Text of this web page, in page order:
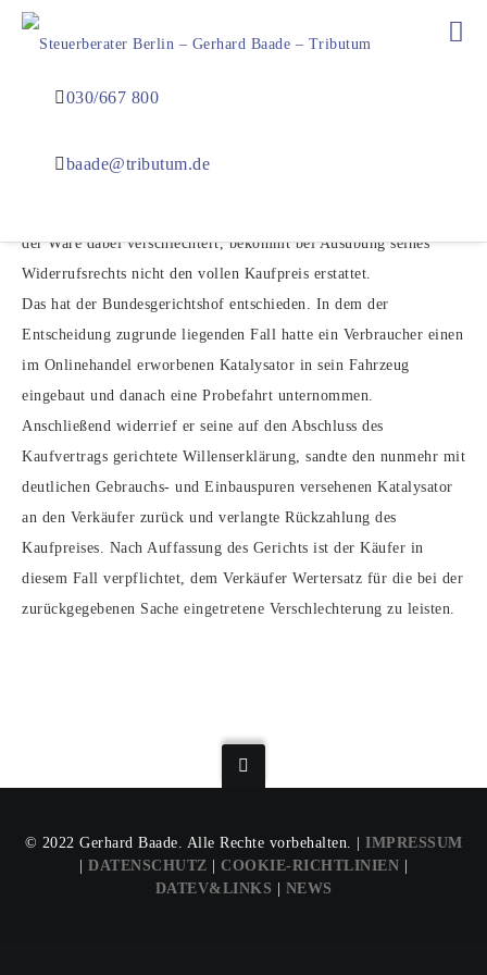
030/667 800
baade@tributum.de
Wertersatzpflicht des Käufers beim
der Ware dabei verschlechtert, bekommt bei Ausübung seines
Widerrufsrechts nicht den vollen Kaufpreis erstattet.
Das hat der Bundesgerichtshof entschieden. In dem der
Entscheidung zugrunde liegenden Fall hatte ein Verbraucher einen
im Onlinehandel erworbenen Katalysator in sein Fahrzeug
eingebaut und danach eine Probefahrt unternommen.
Anschließend widerrief er seine auf den Abschluss des
Kaufvertrags gerichtete Willenserklärung, sandte den nunmehr mit
deutlichen Gebrauchs- und Einbauspuren versehenen Katalysator
an den Verkäufer zurück und verlangte Rückzahlung des
Kaufpreises. Nach Auffassung des Gerichts ist der Käufer in
diesem Fall verpflichtet, dem Verkäufer Wertersatz für die bei der
zurückgegebenen Sache eingetretene Verschlechterung zu leisten.
© 2022 Gerhard Baade. Alle Rechte vorbehalten. | IMPRESSUM
| DATENSCHUTZ | COOKIE-RICHTLINIEN |
DATEV&LINKS | NEWS